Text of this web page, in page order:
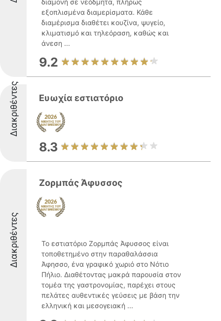
διαμονή σε νεόδμητα, πλήρως
εξοπλισμένα διαμερίσματα. Κάθε
διαμέρισμα διαθέτει κουζίνα, ψυγείο,
κλιματισμό και τηλεόραση, καθώς και
άνεση ...
9.2
Διακριθέντες Ευωχία εστιατόριο
8.3
Διακριθέντες
Ζορμπάς Άφυσσος
Το εστιατόριο Ζορμπάς Άφυσσος είναι
τοποθετημένο στην παραθαλάσσια
Άφησσο, ένα γραφικό χωριό στο Νότιο
Πήλιο. Διαθέτοντας μακρά παρουσία στον
τομέα της γαστρονομίας, παρέχει στους
πελάτες αυθεντικές γεύσεις με βάση την
ελληνική και μεσογειακή ...